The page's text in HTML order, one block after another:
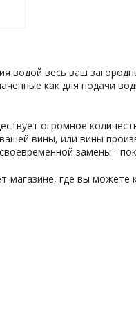
водой весь ваш
как для подачи
огромное
вины, или вины
замены -
магазине, где вы можете